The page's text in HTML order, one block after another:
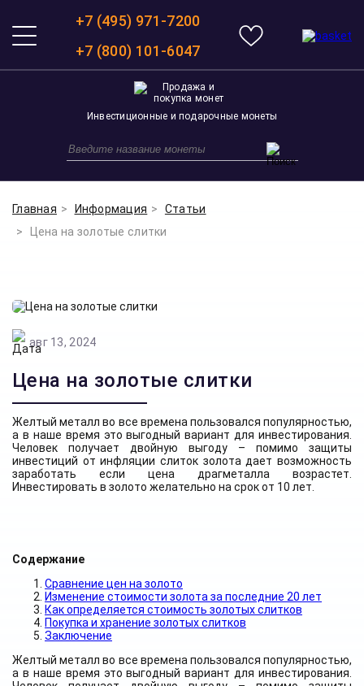
+7 (495) 971-7200
+7 (800) 101-6047
Инвестиционные и подарочные монеты
Главная Информация
Статьи
Цена на золотые слитки
авг 13, 2024
Цена на золотые слитки
Желтый металл во все времена пользовался популярностью,
а в наше время это выгодный вариант для инвестирования.
Человек получает двойную выгоду – помимо защиты
инвестиций от инфляции слиток золота дает возможность
заработать если цена драгметалла возрастет.
Инвестировать в золото желательно на срок от 10 лет.
Содержание
Сравнение цен на золото
Изменение стоимости золота за последние 20 лет
Как определяется стоимость золотых слитков
Покупка и хранение золотых слитков
Заключение
Желтый металл во все времена пользовался популярностью,
а в наше время это выгодный вариант для инвестирования.